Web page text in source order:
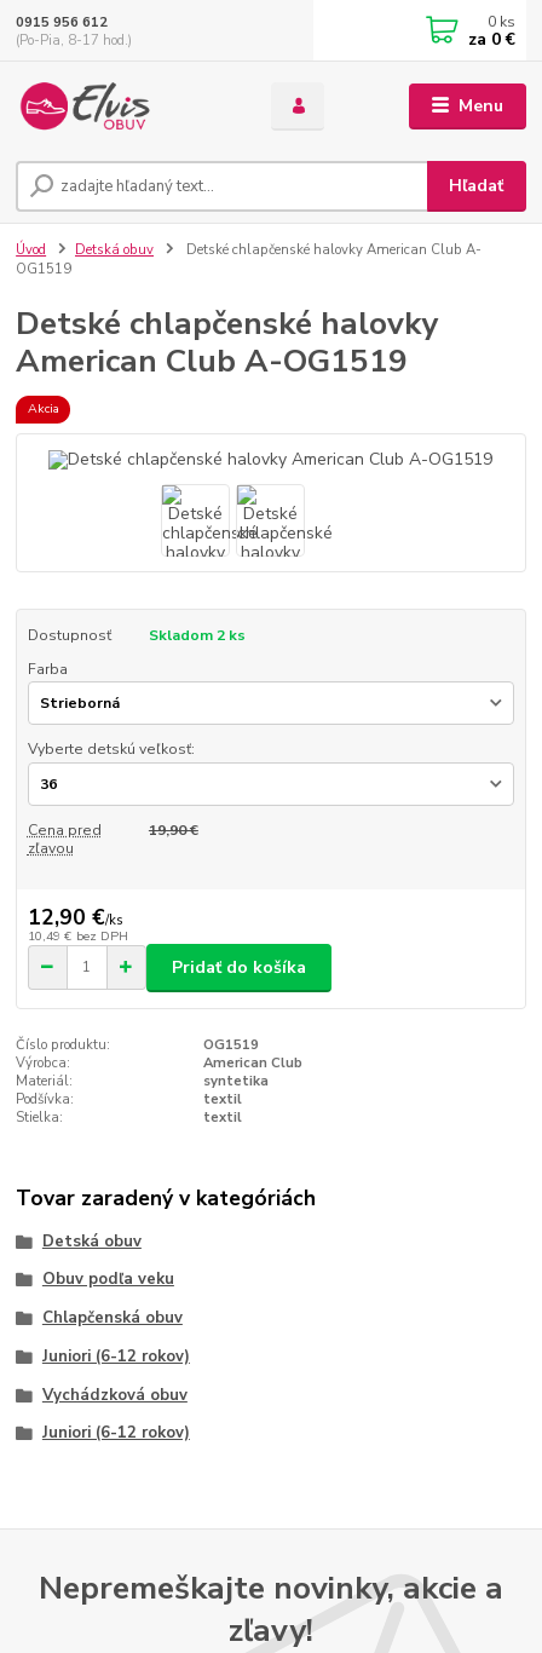
Menu
Hľadať
0915 956 612
(Po-Pia, 8-17 hod.)
0 ks
za 0 €
Úvod Detská obuv
Detské chlapčenské halovky American Club A-
OG1519
Detské chlapčenské halovky
American Club A-OG1519
Akcia
Dostupnosť
Skladom 2 ks
Farba
Vyberte detskú veľkosť:
Cena pred
zľavou
19,90 €
12,90 €/ks
10,49 € bez DPH
Pridať do košíka
Číslo produktu:
OG1519
Výrobca:
American Club
Materiál:
syntetika
Podšívka:
textil
Stielka:
textil
Tovar zaradený v kategóriách
Detská obuv
Obuv podľa veku
Chlapčenská obuv
Juniori (6-12 rokov)
Vychádzková obuv
Juniori (6-12 rokov)
Nepremeškajte novinky, akcie a
zľavy!